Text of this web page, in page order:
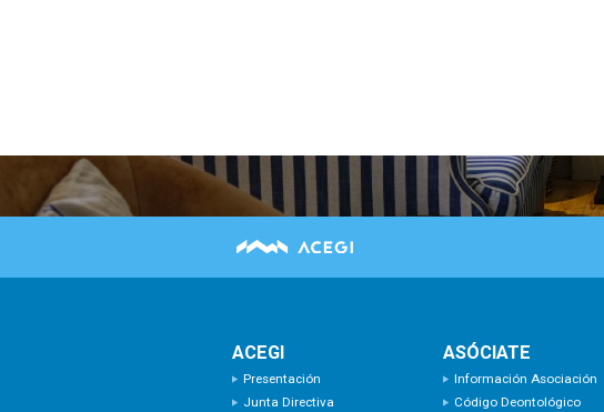
ACEGI
Presentación
Junta Directiva
ASÓCIATE
Información Asociación
Código Deontológico